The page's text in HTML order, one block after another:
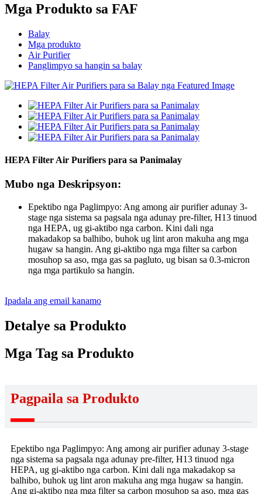
Mga Produkto sa FAF
Balay
Mga produkto
Air Purifier
Panglimpyo sa hangin sa balay
HEPA Filter Air Purifiers para sa Panimalay
Mubo nga Deskripsyon:
Epektibo nga Paglimpyo: Ang among air purifier adunay 3-
stage nga sistema sa pagsala nga adunay pre-filter, H13 tinuod
nga HEPA, ug gi-aktibo nga carbon. Kini dali nga
makadakop sa balhibo, buhok ug lint aron makuha ang mga
hugaw sa hangin. Ang gi-aktibo nga mga filter sa carbon
mosuhop sa aso, mga gas sa pagluto, ug bisan sa 0.3-micron
nga mga partikulo sa hangin.
Ipadala ang email kanamo
Detalye sa Produkto
Mga Tag sa Produkto
Pagpaila sa Produkto
Epektibo nga Paglimpyo: Ang among air purifier adunay 3-stage
nga sistema sa pagsala nga adunay pre-filter, H13 tinuod nga
HEPA, ug gi-aktibo nga carbon. Kini dali nga makadakop sa
balhibo, buhok ug lint aron makuha ang mga hugaw sa hangin.
Ang gi-aktibo nga mga filter sa carbon mosuhop sa aso, mga gas